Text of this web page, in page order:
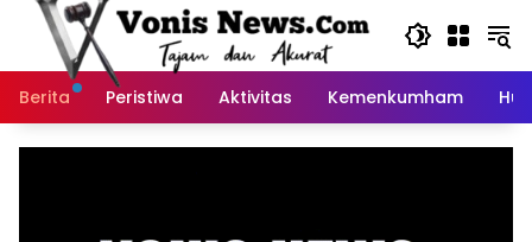
Langsung
Berita
Peristiwa Aktivitas Kemenkumham